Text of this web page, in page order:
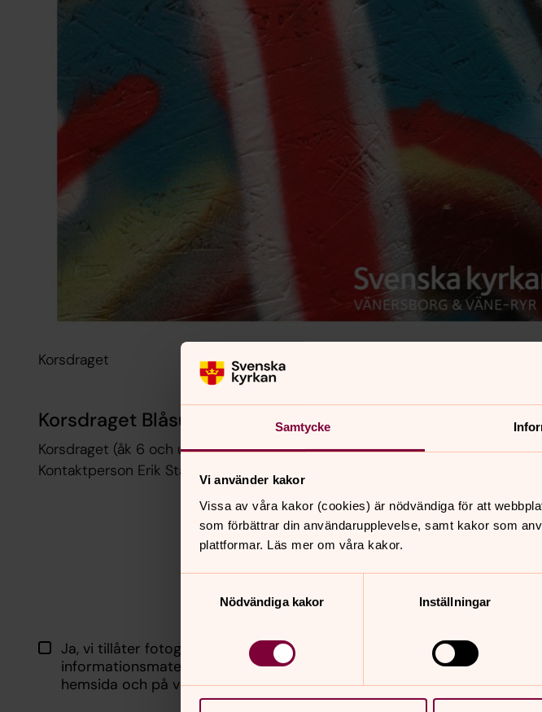
Samtycke
Vi använder kakor
Vissa av våra kakor (cookies) är nödvändiga för att
som förbättrar din användarupplevelse, samt kakor som
plattformar. Läs mer om våra kakor.
Nödvändiga kakor
Inställningar
Korsdraget
Korsdraget Blåsut
Korsdraget (åk 6 och uppåt) startar onsdag 2/9 kl 16-18.30
Kontaktperson Erik Ståhlberg 0521- 26 55 32, Sofia Grönlund 0521-26 55 94.
Ja, vi tillåter fotografering. Bilderna kan komma att användas i vårt
informationsmaterial så som månadsblad, informationsfoldrar,
hemsida och på våra sidor i sociala media.